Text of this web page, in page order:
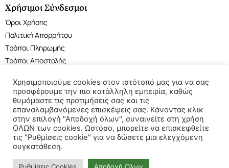
Χρήσιμοι Σύνδεσμοι
Όροι Χρήσης
Πολιτική Απορρήτου
Τρόποι Πληρωμής
Τρόποι Αποστολής
©2022 My Reptile Shop. All rights reserved.
Χρησιμοποιούμε cookies στον ιστότοπό μας για να σας
προσφέρουμε την πιο κατάλληλη εμπειρία, καθώς
θυμόμαστε τις προτιμήσεις σας και τις
επαναλαμβανόμενες επισκέψεις σας. Κάνοντας κλικ
στην επιλογή "Αποδοχή όλων", συναινείτε στη χρήση
ΟΛΩΝ των cookies. Ωστόσο, μπορείτε να επισκεφθείτε
τις "Ρυθμίσεις cookie" για να δώσετε μια ελεγχόμενη
συγκατάθεση.